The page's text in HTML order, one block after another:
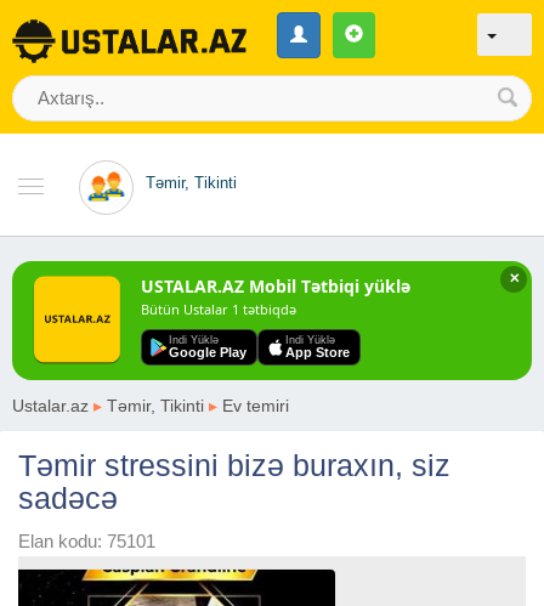
Təmir, Tikinti
✕
USTALAR.AZ Mobil Tətbiqi yüklə
Bütün Ustalar 1 tətbiqdə
Indi Yüklə
Google Play
Indi Yüklə
App Store
Ustalar.az ▸ Təmir, Tikinti ▸ Ev temiri
Təmir stressini bizə buraxın, siz
sadəcə
Elan kodu: 75101